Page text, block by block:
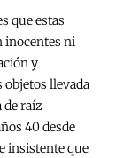
que estas
inocentes ni
y
llevada
de raíz
40 desde
insistente que